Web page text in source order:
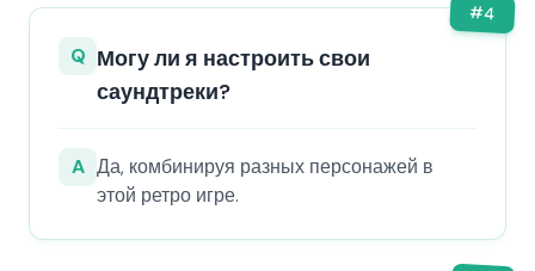
#4
Q Могу ли я настроить свои
саундтреки?
A Да, комбинируя разных персонажей в
этой ретро игре.